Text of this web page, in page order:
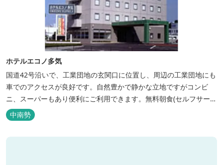
ホテルエコノ多気
国道42号沿いで、工業団地の玄関口に位置し、周辺の工業団地にも
車でのアクセスが良好です。自然豊かで静かな立地ですがコンビ
ニ、スーパーもあり便利にご利用できます。無料朝食(セルフサービ
ス)、大型無料駐車場も完備。
中南勢